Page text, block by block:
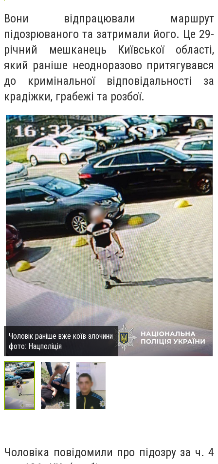
Вони відпрацювали маршрут
підозрюваного та затримали його. Це 29-
річний мешканець Київської області,
який раніше неодноразово притягувався
до кримінальної відповідальності за
крадіжки, грабежі та розбої.
Чоловік раніше вже коїв злочини
фото: Нацполіція
Чоловіка повідомили про підозру за ч. 4